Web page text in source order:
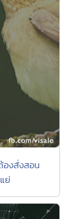
องสั่งสอน
ย่